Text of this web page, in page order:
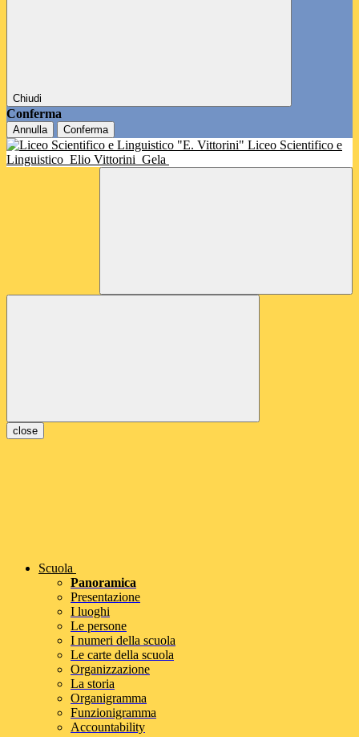
Chiudi
Conferma
Annulla Conferma
Liceo Scientifico e
Linguistico Elio Vittorini Gela
close
Scuola
Panoramica
Presentazione
I luoghi
Le persone
I numeri della scuola
Le carte della scuola
Organizzazione
La storia
Organigramma
Funzionigramma
Accountability